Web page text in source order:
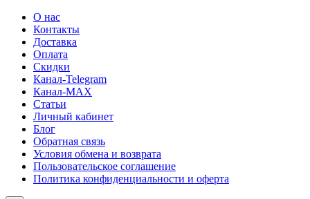
О нас
Контакты
Доставка
Оплата
Скидки
Канал-Telegram
Канал-МAX
Статьи
Личный кабинет
Блог
Обратная связь
Условия обмена и возврата
Пользовательское соглашение
Политика конфиденциальности и оферта